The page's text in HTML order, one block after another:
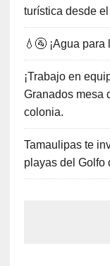
turística desde el
💧🚰 ¡Agua
¡Trabajo en
Granados mesa
colonia.
Tamaulipas te
playas del Golfo